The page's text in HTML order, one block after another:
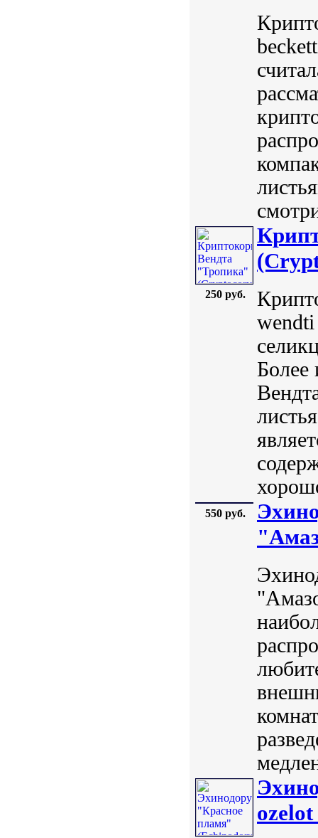
250 руб.
wendti
Более
550 руб.